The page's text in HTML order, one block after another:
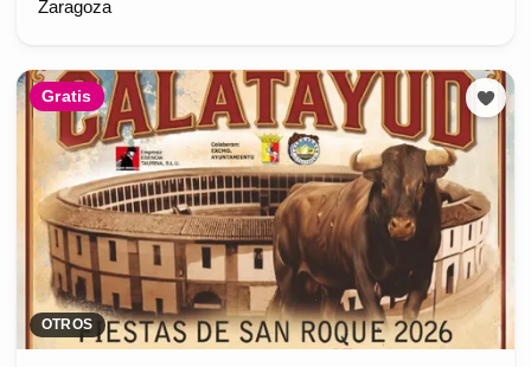
Zaragoza
Gratis
OTROS